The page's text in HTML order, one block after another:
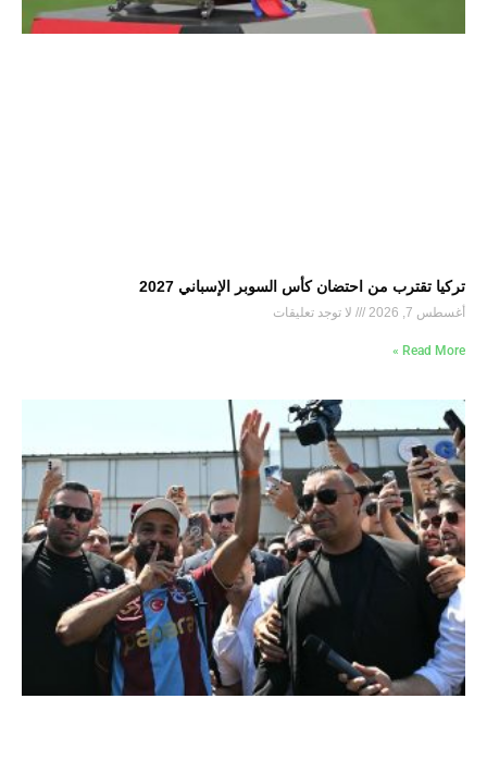
تركيا تقترب من احتضان كأس السوبر الإسباني 2027
أغسطس 7, 2026 لا توجد تعليقات
Read More »